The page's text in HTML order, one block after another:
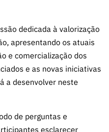
dedicada à valorização
apresentando os atuais
e comercialização dos
e as novas iniciativas
a desenvolver neste
de perguntas e
esclarecer